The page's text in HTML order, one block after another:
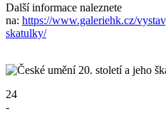
Další informace naleznete
na: https://www.galeriehk.cz/
skatulky/
24
-